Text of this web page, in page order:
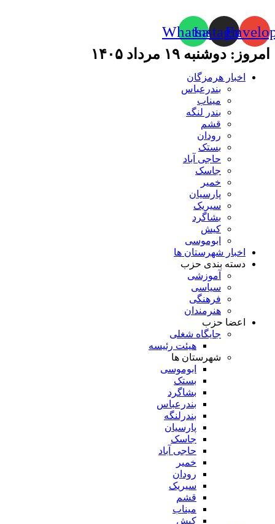
Instagram
Whatsapp
امروز: دوشنبه ۱۹ مرداد ۱۴۰۵
اخبار هرمزگان
بندرعباس
میناب
بندر لنگه
قشم
رودان
بستک
حاجی آباد
جاسک
خمیر
پارسیان
سیریک
بشاگرد
کیش
ابوموسی
اخبار شهرستان ها
دسته بندی حزب
آموزشی
سیاسی
فرهنگی
هنرمندان
اعضا حزب
جایگاه شغلی
هیئت رئیسه
شهرستان ها
ابوموسی
بستک
بشاگرد
بندرعباس
بندرلنگه
پارسیان
جاسک
حاجی آباد
خمیر
رودان
سیریک
قشم
میناب
کیش